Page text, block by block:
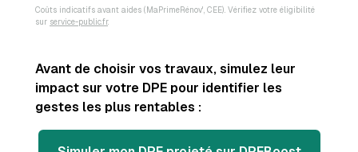
Coûts indicatifs avant aides (MaPrimeRénov', CEE). Vérifiez votre éligibilité
sur service-public.fr.
Avant de choisir vos travaux, simulez leur
impact sur votre DPE pour identifier les
gestes les plus rentables :